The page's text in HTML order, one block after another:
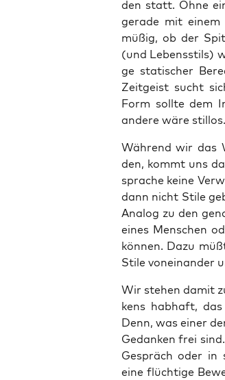
den statt. Ohne
gera­de mit
müßig, ob der
(und Lebens­stils)
ge sta­ti­scher
Zeit­geist sucht
Form soll­te dem
ande­re wäre stillos.
Wäh­rend wir das
den, kommt uns
spra­che kei­ne
dann nicht Sti­le
Ana­log zu den
eines Men­schen
kön­nen. Dazu
Sti­le von­ein­an­der
Wir ste­hen damit
kens hab­haft,
Denn, was einer
Gedan­ken frei
Gespräch oder
eine flüch­ti­ge